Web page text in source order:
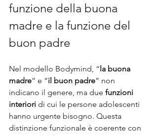
funzione della buona
madre e la funzione del
buon padre
Nel modello Bodymind, “la buona
madre” e “il buon padre” non
indicano il genere, ma due funzioni
interiori di cui le persone adolescenti
hanno urgente bisogno. Questa
distinzione funzionale è coerente con